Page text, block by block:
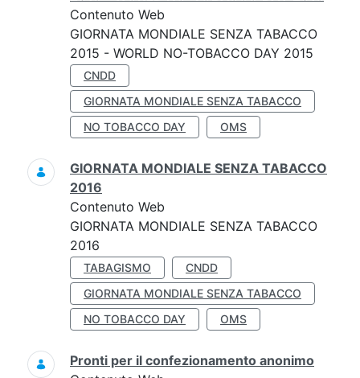
Contenuto Web
GIORNATA MONDIALE SENZA TABACCO
2015 - WORLD NO-TOBACCO DAY 2015
CNDD
GIORNATA MONDIALE SENZA TABACCO
NO TOBACCO DAY
OMS
GIORNATA MONDIALE SENZA TABACCO
2016
Contenuto Web
GIORNATA MONDIALE SENZA TABACCO
2016
TABAGISMO
CNDD
GIORNATA MONDIALE SENZA TABACCO
NO TOBACCO DAY
OMS
Pronti per il confezionamento anonimo